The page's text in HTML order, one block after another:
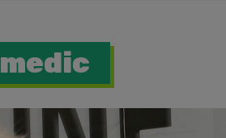
medic